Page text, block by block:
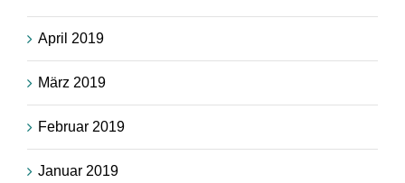
April 2019
März 2019
Februar 2019
Januar 2019